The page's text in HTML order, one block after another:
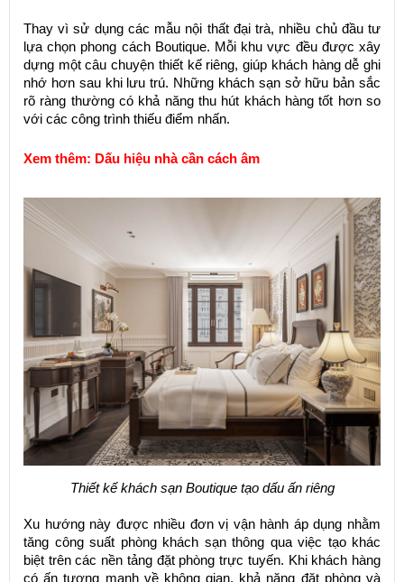
Thay vì sử dụng các mẫu nội thất đại trà, nhiều chủ đầu tư
lựa chọn phong cách Boutique. Mỗi khu vực đều được xây
dựng một câu chuyện thiết kế riêng, giúp khách hàng dễ ghi
nhớ hơn sau khi lưu trú. Những khách sạn sở hữu bản sắc
rõ ràng thường có khả năng thu hút khách hàng tốt hơn so
với các công trình thiếu điểm nhấn.
Xem thêm: Dấu hiệu nhà cần cách âm
Thiết kế khách sạn Boutique tạo dấu ấn riêng
Xu hướng này được nhiều đơn vị vận hành áp dụng nhằm
tăng công suất phòng khách sạn thông qua việc tạo khác
biệt trên các nền tảng đặt phòng trực tuyến. Khi khách hàng
có ấn tượng mạnh về không gian, khả năng đặt phòng và